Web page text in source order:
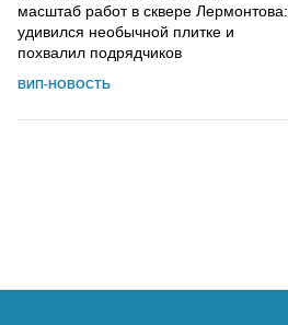
масштаб работ в сквере Лермонтова:
удивился необычной плитке и
похвалил подрядчиков
ВИП-НОВОСТЬ